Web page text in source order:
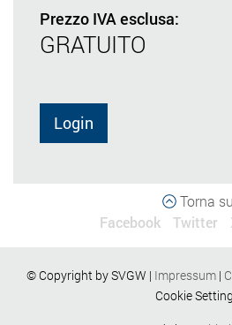
Prezzo IVA esclusa:
GRATUITO
Login
Torna su
Facebook
Twitter
© Copyright by SVGW | Impressum |
Cookie